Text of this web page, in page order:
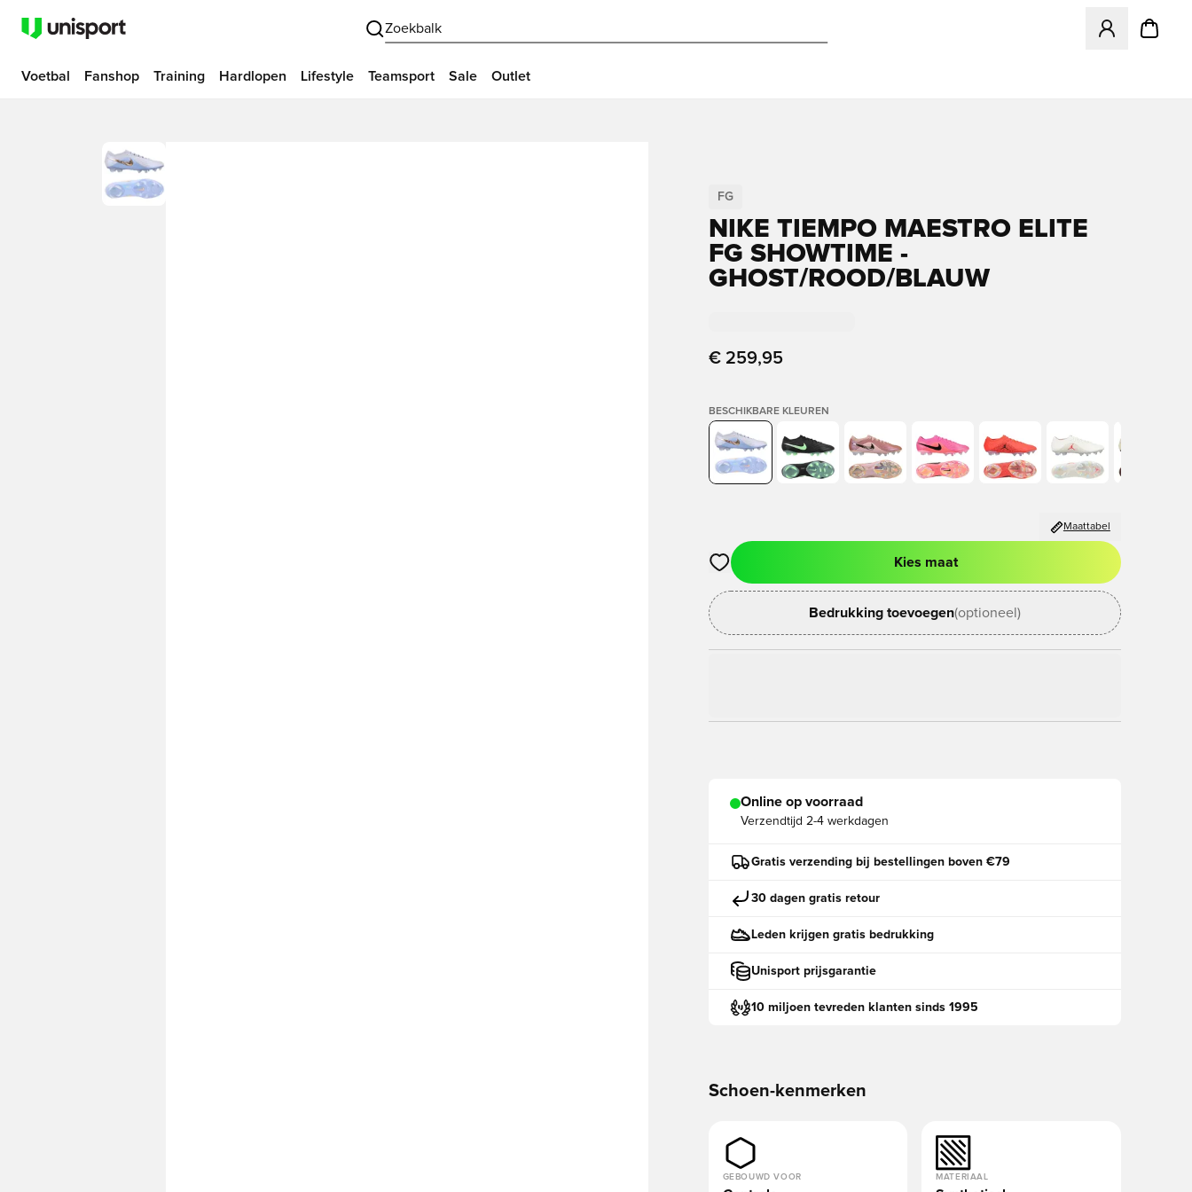
Zoekbalk
Opent een
Voetbal Fanshop Training Hardlopen Lifestyle Teamsport Sale Outlet
FG
NIKE TIEMPO MAESTRO ELITE
FG SHOWTIME -
GHOST/ROOD/BLAUW
€ 259,95
BESCHIKBARE KLEUREN
Maattabel
Opent een venster om in te loggen of je aan te melden als lid
Kies maat
Bedrukking toevoegen(optioneel)
Online op voorraad
Verzendtijd 2-4 werkdagen
Gratis verzending bij bestellingen boven €79
30 dagen gratis retour
Leden krijgen gratis bedrukking
Unisport prijsgarantie
10 miljoen tevreden klanten sinds 1995
Schoen-kenmerken
GEBOUWD VOOR MATERIAAL